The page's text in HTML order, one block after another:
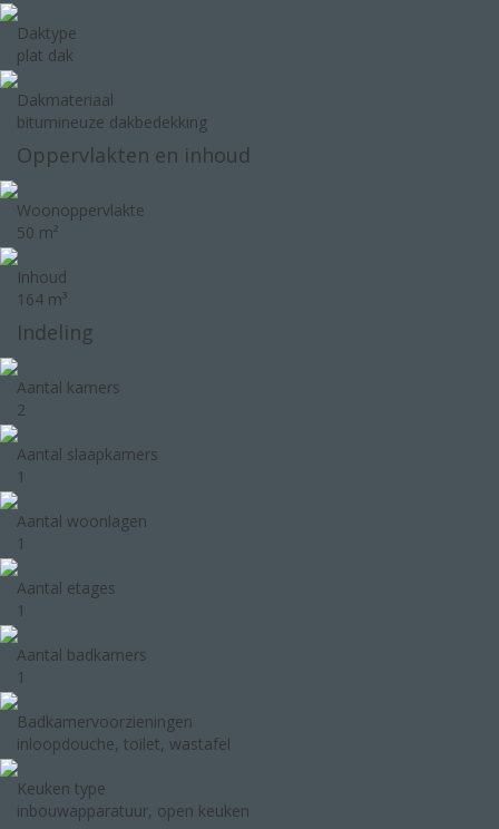
Daktype
plat dak
Dakmateriaal
bitumineuze dakbedekking
Oppervlakten en inhoud
Woonoppervlakte
50 m²
Inhoud
164 m³
Indeling
Aantal kamers
2
Aantal slaapkamers
1
Aantal woonlagen
1
Aantal etages
1
Aantal badkamers
1
Badkamervoorzieningen
inloopdouche, toilet, wastafel
Keuken type
inbouwapparatuur, open keuken